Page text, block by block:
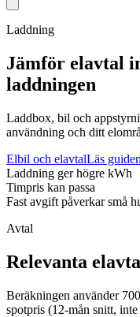
Laddning
Jämför elavtal
laddningen
Laddbox, bil och
användning och ditt
Elbil och elavtalLäs guiden
Laddning ger högre kWh
Timpris kan passa
Fast avgift påverkar små
Avtal
Relevanta
Beräkningen använder 700
spotpris (12-mån snitt, inte